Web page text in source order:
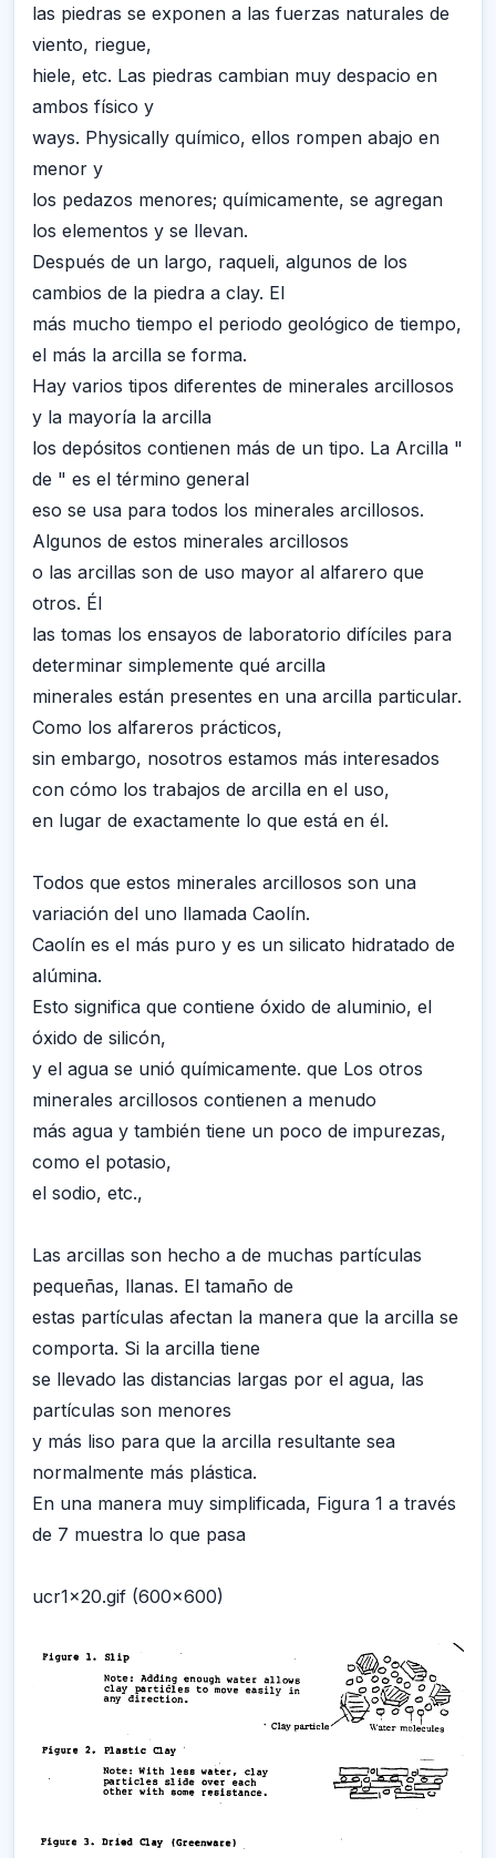
las piedras se exponen a las fuerzas naturales de
viento, riegue,
hiele, etc. Las piedras cambian muy despacio en
ambos físico y
ways. Physically químico, ellos rompen abajo en
menor y
los pedazos menores; químicamente, se agregan
los elementos y se llevan.
Después de un largo, raqueli, algunos de los
cambios de la piedra a clay. El
más mucho tiempo el periodo geológico de tiempo,
el más la arcilla se forma.
Hay varios tipos diferentes de minerales arcillosos
y la mayoría la arcilla
los depósitos contienen más de un tipo. La Arcilla "
de " es el término general
eso se usa para todos los minerales arcillosos.
Algunos de estos minerales arcillosos
o las arcillas son de uso mayor al alfarero que
otros. Él
las tomas los ensayos de laboratorio difíciles para
determinar simplemente qué arcilla
minerales están presentes en una arcilla particular.
Como los alfareros prácticos,
sin embargo, nosotros estamos más interesados
con cómo los trabajos de arcilla en el uso,
en lugar de exactamente lo que está en él.
Todos que estos minerales arcillosos son una
variación del uno llamada Caolín.
Caolín es el más puro y es un silicato hidratado de
alúmina.
Esto significa que contiene óxido de aluminio, el
óxido de silicón,
y el agua se unió químicamente. que Los otros
minerales arcillosos contienen a menudo
más agua y también tiene un poco de impurezas,
como el potasio,
el sodio, etc.,
Las arcillas son hecho a de muchas partículas
pequeñas, llanas. El tamaño de
estas partículas afectan la manera que la arcilla se
comporta. Si la arcilla tiene
se llevado las distancias largas por el agua, las
partículas son menores
y más liso para que la arcilla resultante sea
normalmente más plástica.
En una manera muy simplificada, Figura 1 a través
de 7 muestra lo que pasa
ucr1x20.gif (600x600)